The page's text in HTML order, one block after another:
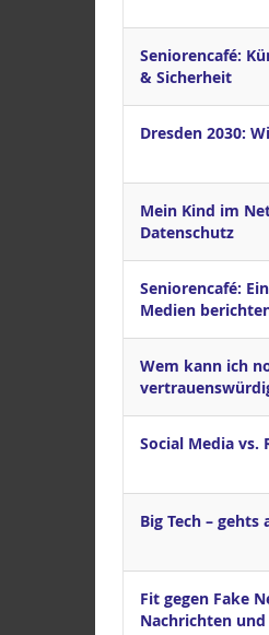
Seniorencafé:
& Sicherheit
Dresden 2030:
Mein Kind im
Datenschutz
Seniorencafé:
Medien
Wem kann ich
Social Media vs.
Big Tech – gehts
Fit gegen Fake
Nachrichten